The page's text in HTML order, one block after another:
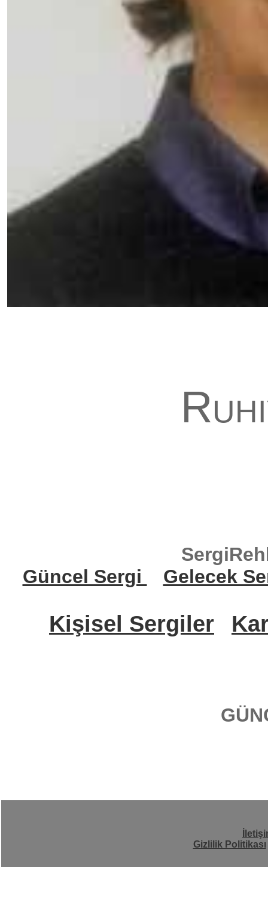
Güncel Sergi
Gelecek
Kişisel Sergiler
Gizlilik Politikası